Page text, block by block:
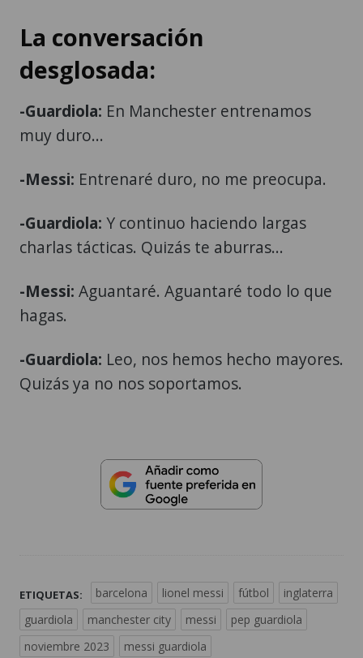
La conversación
desglosada:
-Guardiola: En Manchester entrenamos
muy duro...
-Messi: Entrenaré duro, no me preocupa.
-Guardiola: Y continuo haciendo largas
charlas tácticas. Quizás te aburras...
-Messi: Aguantaré. Aguantaré todo lo que
hagas.
-Guardiola: Leo, nos hemos hecho mayores.
Quizás ya no nos soportamos.
ETIQUETAS: barcelona lionel messi fútbol
inglaterra
guardiola
manchester city messi
pep guardiola
noviembre 2023
messi guardiola